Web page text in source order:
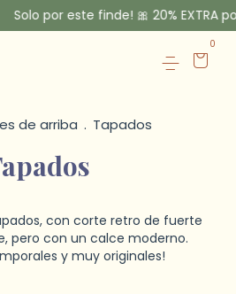
finde! 🎀 20% EXTRA por
0
de arriba . Tapados
con corte retro de fuerte
pero con un calce moderno.
y muy originales!